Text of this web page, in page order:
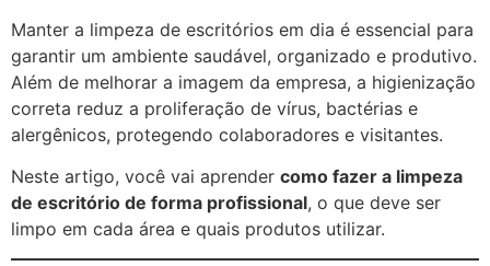
Manter a limpeza de escritórios em dia é essencial para
garantir um ambiente saudável, organizado e produtivo.
Além de melhorar a imagem da empresa, a higienização
correta reduz a proliferação de vírus, bactérias e
alergênicos, protegendo colaboradores e visitantes.
Neste artigo, você vai aprender como fazer a limpeza
de escritório de forma profissional, o que deve ser
limpo em cada área e quais produtos utilizar.